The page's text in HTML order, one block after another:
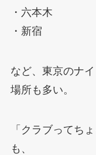
・六本木
・新宿
など、東京のナ
場所も多い。
「クラブってち
も、